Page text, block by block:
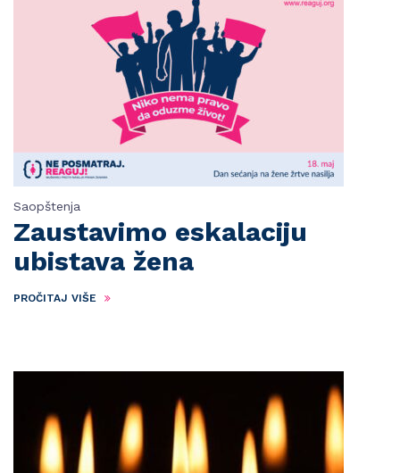
Saopštenja
Zaustavimo eskalaciju
ubistava žena
PROČITAJ VIŠE